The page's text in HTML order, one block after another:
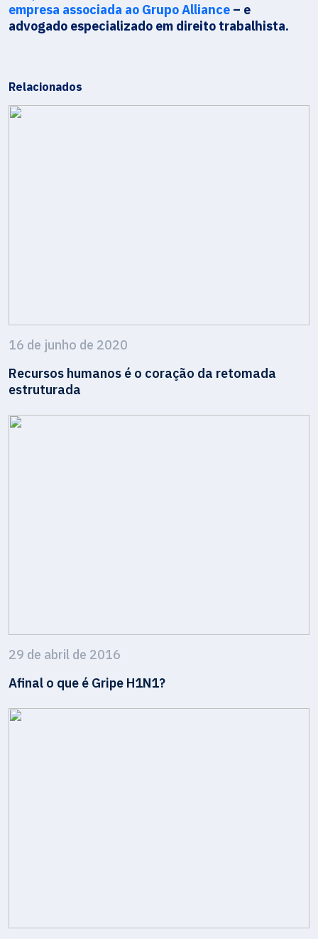
empresa associada ao Grupo Alliance – e
advogado especializado em direito trabalhista.
Relacionados
16 de junho de 2020
Recursos humanos é o coração da retomada
estruturada
29 de abril de 2016
Afinal o que é Gripe H1N1?